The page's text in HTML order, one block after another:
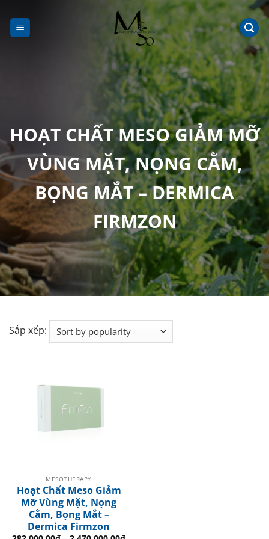
đến
nội
HOẠT CHẤT MESO GIẢM MỠ
VÙNG MẶT, NỌNG CẰM,
BỌNG MẮT – DERMICA
FIRMZON
Sắp xếp:
MESOTHERAPY
Hoạt Chất Meso Giảm
Mỡ Vùng Mặt, Nọng
Cằm, Bọng Mắt –
Dermica Firmzon